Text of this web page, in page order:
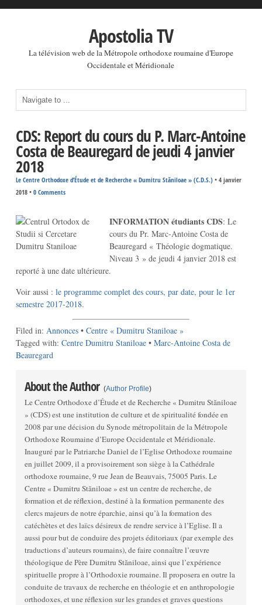
Apostolia TV
La télévision web de la Métropole orthodoxe roumaine d'Europe
Occidentale et Méridionale
CDS: Report du cours du P. Marc-Antoine
Costa de Beauregard de jeudi 4 janvier
2018
Le Centre Orthodoxe d’Étude et de Recherche « Dumitru Stăniloae » (C.D.S.)• 4 janvier
2018 • 0 Comments
INFORMATION étudiants CDS: Le
cours du Pr. Marc-Antoine Costa de
Beauregard « Théologie dogmatique.
Niveau 3 » de jeudi 4 janvier 2018 est
reporté à une date ultérieure.
Voir aussi : le programme complet des cours, par date, pour le 1er
semestre 2017-2018.
Filed in: Annonces• Centre « Dumitru Staniloae »
Tagged with: Centre Dumitru Staniloae• Marc-Antoine Costa de
Beauregard
About the Author (Author Profile)
Le Centre Orthodoxe d’Étude et de Recherche « Dumitru Stăniloae
» (CDS) est une institution de culture et de spiritualité fondée en
2008 par une décision du Synode métropolitain de la Métropole
Orthodoxe Roumaine d’Europe Occidentale et Méridionale.
Inauguré par le Patriarche Daniel de l’Eglise Orthodoxe roumaine
en juillet 2009, il a provisoirement son siège à la Cathédrale
orthodoxe roumaine, 9 rue Jean de Beauvais, 75005 Paris. Le
Centre « Dumitru Stăniloae » est un centre de recherche, de
formation et de réflexion, destiné à la formation permanente des
clercs majeurs de notre éparchie, ainsi qu’à la formation des
catéchètes et des laïcs désireux de rendre service à l’Eglise. Il a
aussi pour but de conduire des projets éditoriaux (par exemple des
traductions d’auteurs roumains), de faire connaître l’œuvre
théologique de Père Dumitru Stăniloae, ainsi que l’expérience
spirituelle propre à l’Orthodoxie roumaine. Il proposera en outre la
conduite de travaux de recherche en théologie et en anthropologie
orthodoxes, et une réflexion sur les grandes et graves questions